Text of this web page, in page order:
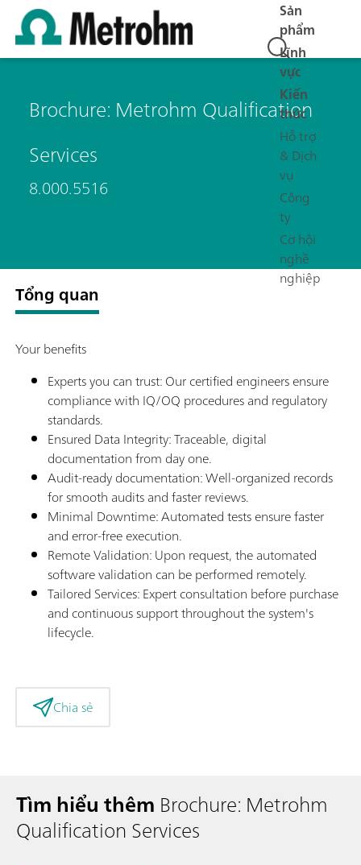
Sản
phẩm
Lĩnh
vực
Kiến
thức
Hỗ trợ
& Dịch
vụ
Công
ty
Cơ hội
nghề
nghiệp
Brochure: Metrohm Qualification
Services
8.000.5516
Tổng quan
Your benefits
Experts you can trust: Our certified engineers ensure
compliance with IQ/OQ procedures and regulatory
standards.
Ensured Data Integrity: Traceable, digital
documentation from day one.
Audit-ready documentation: Well-organized records
for smooth audits and faster reviews.
Minimal Downtime: Automated tests ensure faster
and error-free execution.
Remote Validation: Upon request, the automated
software validation can be performed remotely.
Tailored Services: Expert consultation before purchase
and continuous support throughout the system's
lifecycle.
Chia sẻ
Tìm hiểu thêm Brochure: Metrohm
Qualification Services